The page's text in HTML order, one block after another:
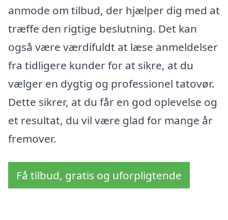
anmode om tilbud, der hjælper dig med at
træffe den rigtige beslutning. Det kan
også være værdifuldt at læse anmeldelser
fra tidligere kunder for at sikre, at du
vælger en dygtig og professionel tatovør.
Dette sikrer, at du får en god oplevelse og
et resultat, du vil være glad for mange år
fremover.
Få tilbud, gratis og uforpligtende